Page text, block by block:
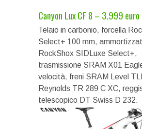
Canyon Lux CF 8 – 3.999 euro
Telaio in carbonio, forcella
Select+ 100 mm,
RockShox SIDLuxe Select+,
trasmissione SRAM X01
velocità, freni SRAM Level
Reynolds TR 289 C XC,
telescopico DT Swiss D 232.